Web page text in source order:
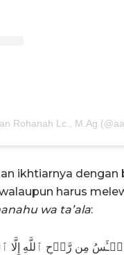
Rohanah Lc., M.Ag
ikhtiarnya dengan
harus
wa ta’ala:
مِن رَّوۡحِ ٱللَّهِ إِلَّا